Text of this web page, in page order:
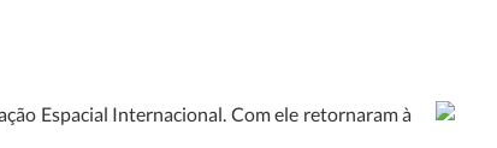
Espacial Internacional. Com ele retornaram à